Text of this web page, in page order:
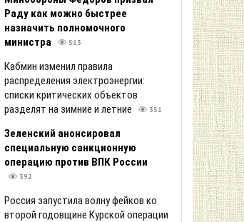
Раду как можно быстрее
назначить полномочного
министра
513
Кабмин изменил правила
распределения электроэнергии:
списки критических объектов
разделят на зимние и летние
351
Зеленский анонсировал
специальную санкционную
операцию против ВПК России
392
Россия запустила волну фейков ко
второй годовщине Курской операции